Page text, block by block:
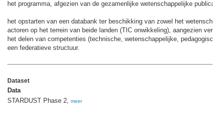
het programma, afgezien van de gezamenlijke wetenschappelijke
het opstarten van een databank ter beschikking van zowel het
actoren op het terrein van beide landen (TIC onwikkeling), aangezien
het delen van competenties (technische, wetenschappelijke,
een federatieve structuur.
Dataset
Data
STARDUST Phase 2,
meer